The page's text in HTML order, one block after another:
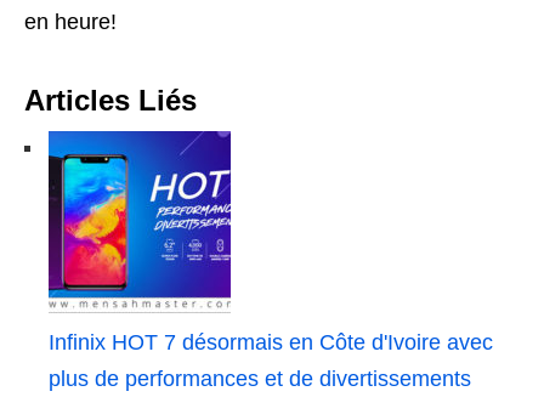
en heure!
Articles Liés
Infinix HOT 7 désormais en Côte d'Ivoire avec
plus de performances et de divertissements